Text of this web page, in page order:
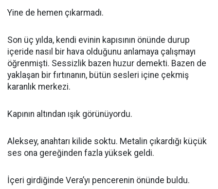
Yine de hemen çıkarmadı.
Son üç yılda, kendi evinin kapısının önünde durup
içeride nasıl bir hava olduğunu anlamaya çalışmayı
öğrenmişti. Sessizlik bazen huzur demekti. Bazen de
yaklaşan bir fırtınanın, bütün sesleri içine çekmiş
karanlık merkezi.
Kapının altından ışık görünüyordu.
Aleksey, anahtarı kilide soktu. Metalin çıkardığı küçük
ses ona gereğinden fazla yüksek geldi.
İçeri girdiğinde Vera’yı pencerenin önünde buldu.